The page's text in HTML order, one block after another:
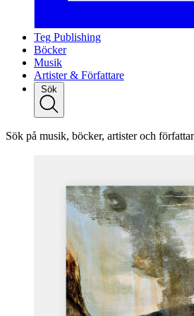
Teg Publishing
Böcker
Musik
Artister & Författare
Sök
Sök på musik, böcker, artister och